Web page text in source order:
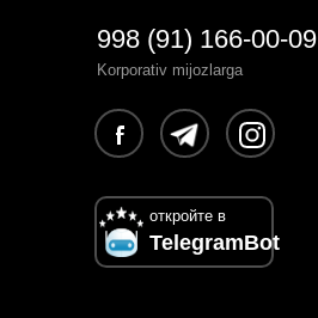
998 (91) 166-00-09
Korporativ mijozlarga
откройте в
TelegramBot